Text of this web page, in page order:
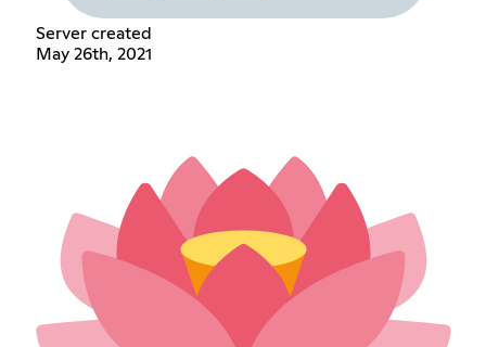
Server created
May 26th, 2021